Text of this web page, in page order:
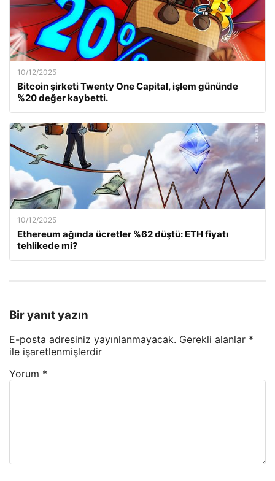
10/12/2025
Bitcoin şirketi Twenty One Capital, işlem gününde
%20 değer kaybetti.
10/12/2025
Ethereum ağında ücretler %62 düştü: ETH fiyatı
tehlikede mi?
Bir yanıt yazın
E-posta adresiniz yayınlanmayacak. Gerekli alanlar *
ile işaretlenmişlerdir
Yorum *